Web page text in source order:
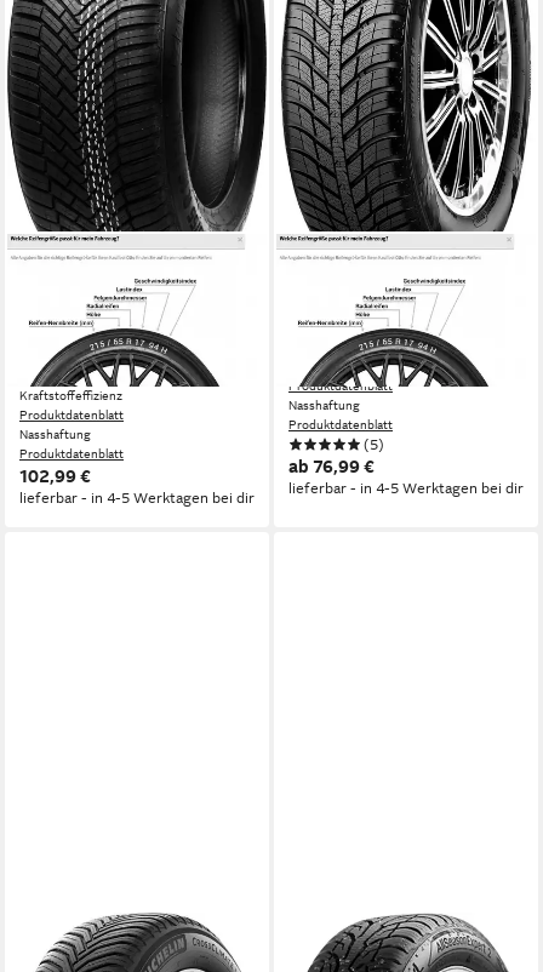
CONTINENTAL
Ganzjahresreifen
ALLSEASONNTACT, in
verschiedenen Ausführungen
erhältlich
Kraftstoffeffizienz
Produktdatenblatt
Nasshaftung
Produktdatenblatt
102,99 €
lieferbar - in 4-5 Werktagen bei dir
NEXEN
Ganzjahresreifen N`Blue
4Season, in verschiedenen
Ausführungen erhältlich
Kraftstoffeffizienz
Produktdatenblatt
Nasshaftung
Produktdatenblatt
(5)
ab 76,99 €
lieferbar - in 4-5 Werktagen bei dir